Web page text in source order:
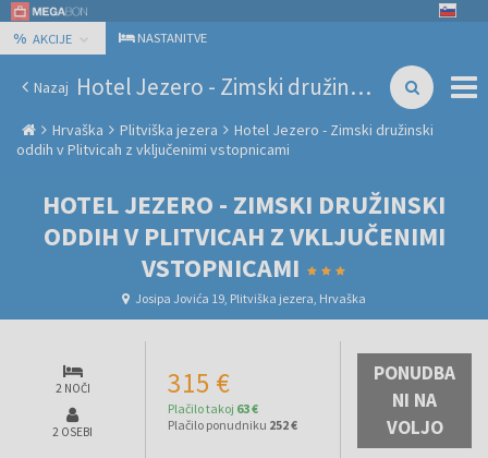
% AKCIJE NASTANITVE
Nazaj Hotel Jezero - Zimski družinski oddih v Plitvicah z vključenimi vstopnicami
Hrvaška Plitviška jezera
Hotel Jezero - Zimski družinski
oddih v Plitvicah z vključenimi vstopnicami
HOTEL JEZERO - ZIMSKI DRUŽINSKI
ODDIH V PLITVICAH Z VKLJUČENIMI
VSTOPNICAMI
Josipa Jovića 19, Plitviška jezera, Hrvaška
2 NOČI
2 OSEBI
315 €
Plačilo takoj 63 €
Plačilo ponudniku 252 €
PONUDBA
NI NA
VOLJO